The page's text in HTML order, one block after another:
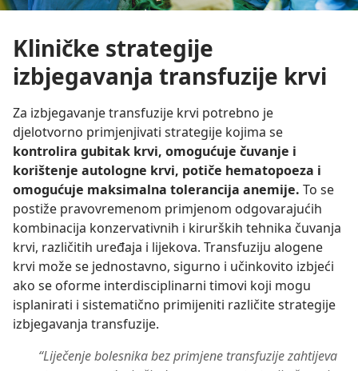
Kliničke strategije
izbjegavanja transfuzije krvi
Za izbjegavanje transfuzije krvi potrebno je
djelotvorno primjenjivati strategije kojima se
kontrolira gubitak krvi, omogućuje čuvanje i
korištenje autologne krvi, potiče hematopoeza i
omogućuje maksimalna tolerancija anemije. To se
postiže pravovremenom primjenom odgovarajućih
kombinacija konzervativnih i kirurških tehnika čuvanja
krvi, različitih uređaja i lijekova. Transfuziju alogene
krvi može se jednostavno, sigurno i učinkovito izbjeći
ako se oforme interdisciplinarni timovi koji mogu
isplanirati i sistematično primijeniti različite strategije
izbjegavanja transfuzije.
“Liječenje bolesnika bez primjene transfuzije zahtijeva